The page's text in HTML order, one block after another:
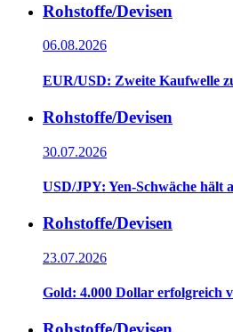
Rohstoffe/Devisen
06.08.2026
EUR/USD: Zweite Kaufwelle
Rohstoffe/Devisen
30.07.2026
USD/JPY: Yen-Schwäche hält
Rohstoffe/Devisen
23.07.2026
Gold: 4.000 Dollar erfolgreich